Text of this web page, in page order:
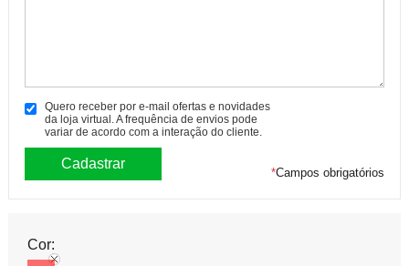
Quero receber por e-mail ofertas e novidades
da loja virtual. A frequência de envios pode
variar de acordo com a interação do cliente.
*Campos obrigatórios
Cor: